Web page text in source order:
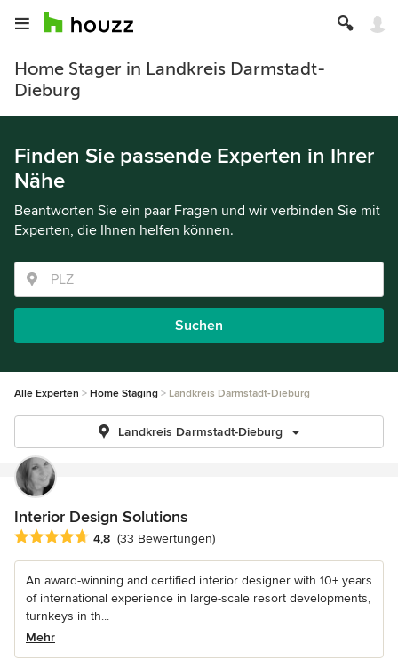
Home Stager in Landkreis Darmstadt-
Dieburg
Finden Sie passende Experten in Ihrer
Nähe
Beantworten Sie ein paar Fragen und wir verbinden Sie mit
Experten, die Ihnen helfen können.
Suchen
Alle Experten Home Staging Landkreis Darmstadt-Dieburg
Landkreis Darmstadt-Dieburg
Interior Design Solutions
Durchschnittliche Bewertung: 4.8 von 5 Sternen
4,8 (33 Bewertungen)
An award-winning and certified interior designer with 10+ years
of international experience in large-scale resort developments,
turnkeys in th...
Mehr